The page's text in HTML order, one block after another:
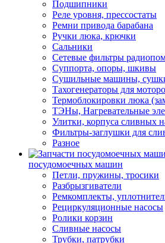
Подшипники
Реле уровня, прессостаты
Ремни привода барабана
Ручки люка, крючки
Сальники
Сетевые фильтры
Суппорта, опоры, шкивы
Сушильные машины,
Тахогенераторы для
Термоблокировки люка
ТЭНы, Нагревательные
Улитки, корпуса сливных
Фильтры-заглушки для
Разное
посудомоечных машин
Петли, пружины, тросики
Разбрызгиватели
Ремкомплекты,
Рециркуляционные насосы
Ролики корзин
Сливные насосы
Трубки, патрубки